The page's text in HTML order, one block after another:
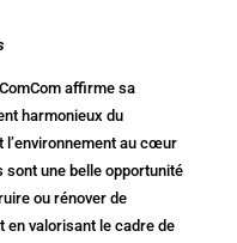
affirme sa
harmonieux du
l’environnement au cœur
une belle opportunité
ou rénover de
en valorisant le cadre de